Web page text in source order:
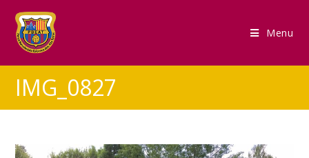
Menu
IMG_0827